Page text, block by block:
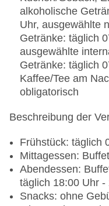
Verfügbarkeit),
Etagen: 3,
Landeskategorie:
alkoholische
Uhr, ausgewählte
Getränke: täglich
ausgewählte
Getränke: täglich
Kaffee/Tee am
obligatorisch
Beschreibung der
Frühstück: täglich
Mittagessen: Buffet
Abendessen:
täglich 18:00 Uhr -
Snacks: ohne